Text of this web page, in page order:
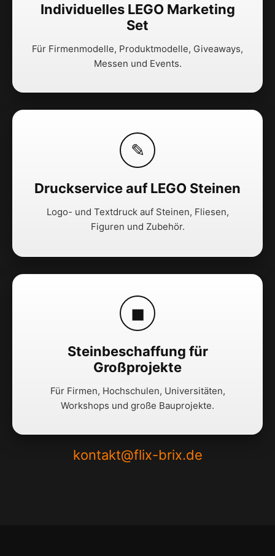
Individuelles LEGO Marketing
Set
Für Firmenmodelle, Produktmodelle, Giveaways,
Messen und Events.
✎
Druckservice auf LEGO Steinen
Logo- und Textdruck auf Steinen, Fliesen,
Figuren und Zubehör.
◼
Steinbeschaffung für
Großprojekte
Für Firmen, Hochschulen, Universitäten,
Workshops und große Bauprojekte.
kontakt@flix-brix.de